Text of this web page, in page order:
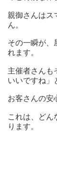
親御さんはス
ん。
その一瞬が、
れます。
主催者さんも
いいですね」
お客さんの安
これは、どん
ります。